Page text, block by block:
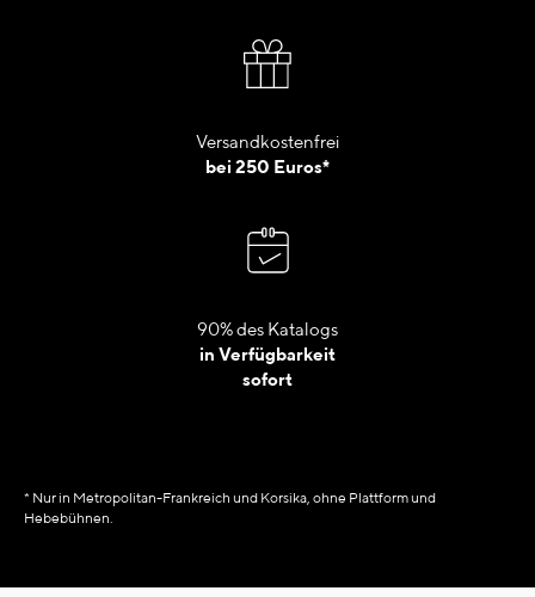
Versandkostenfrei
bei 250 Euros*
90% des Katalogs
in Verfügbarkeit
sofort
* Nur in Metropolitan-Frankreich und Korsika, ohne Plattform und
Hebebühnen.